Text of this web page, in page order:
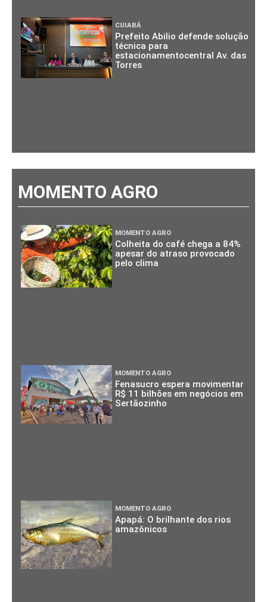
CUIABÁ
Prefeito Abilio defende solução
técnica para
estacionamentocentral Av. das
Torres
MOMENTO AGRO
MOMENTO AGRO
Colheita do café chega a 84%
apesar do atraso provocado
pelo clima
MOMENTO AGRO
Fenasucro espera movimentar
R$ 11 bilhões em negócios em
Sertãozinho
MOMENTO AGRO
Apapá: O brilhante dos rios
amazônicos